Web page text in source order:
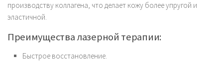
производству коллагена, что делает кожу более упругой и
эластичной.
Преимущества лазерной терапии:
Быстрое восстановление.